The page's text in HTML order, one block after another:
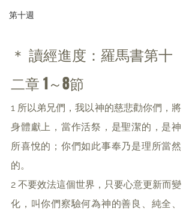
第十週
＊ 讀經進度：羅馬書第十
二章 1～8節
1 所以弟兄們，我以神的慈悲勸你們，將
身體獻上，當作活祭，是聖潔的，是神
所喜悅的；你們如此事奉乃是理所當然
的。
2 不要效法這個世界，只要心意更新而變
化，叫你們察驗何為神的善良、純全、